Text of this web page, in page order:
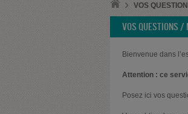
VOS
VOS QUESTIONS /
Bienvenue dans
Attention : ce
Posez ici vos